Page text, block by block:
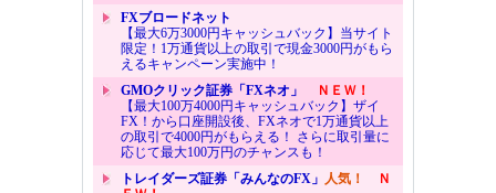
FXブロードネット
【最大6万3000円キャッシュバック】当サイト
限定！1万通貨以上の取引で現金3000円がもら
えるキャンペーン実施中！
GMOクリック証券「FXネオ」
ＮＥＷ！
【最大100万4000円キャッシュバック】ザイ
FX！から口座開設後、FXネオで1万通貨以上
の取引で4000円がもらえる！ さらに取引量に
応じて最大100万円のチャンスも！
トレイダーズ証券「みんなのFX」 人気！
Ｎ